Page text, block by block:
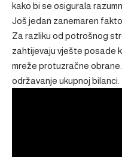
kako bi se osigurala
Još jedan zanemaren
Za razliku od potrošnog
zahtijevaju vješte posade
mreže protuzračne
održavanje ukupnoj bilanci.